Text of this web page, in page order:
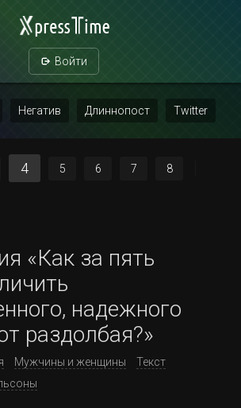
Войти
Негатив Длиннопост Twitter
4 5 6 7 8
«Как за пять
надежного
раздолбая?»
Мужчины и женщины
Текст